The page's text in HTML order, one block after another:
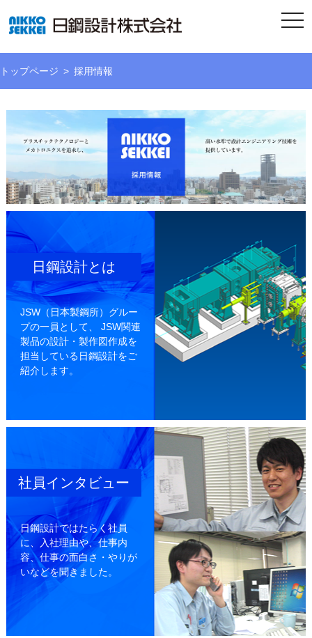
トップページ 採用情報
日鋼設計とは
JSW（日本製鋼所）グルー
プの一員として、 JSW関連
製品の設計・製作図作成を
担当している日鋼設計をご
紹介します。
社員インタビュー
日鋼設計ではたらく社員
に、
入社理由や、仕事内
容、仕事の面白さ・やりが
いなどを聞きました。